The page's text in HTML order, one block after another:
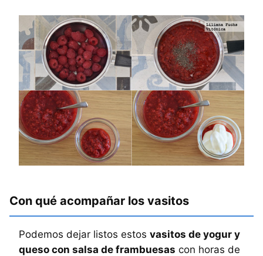
Con qué acompañar los vasitos
Podemos dejar listos estos vasitos de yogur y
queso con salsa de frambuesas con horas de